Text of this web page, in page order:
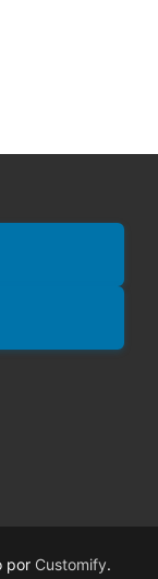
por Customify.